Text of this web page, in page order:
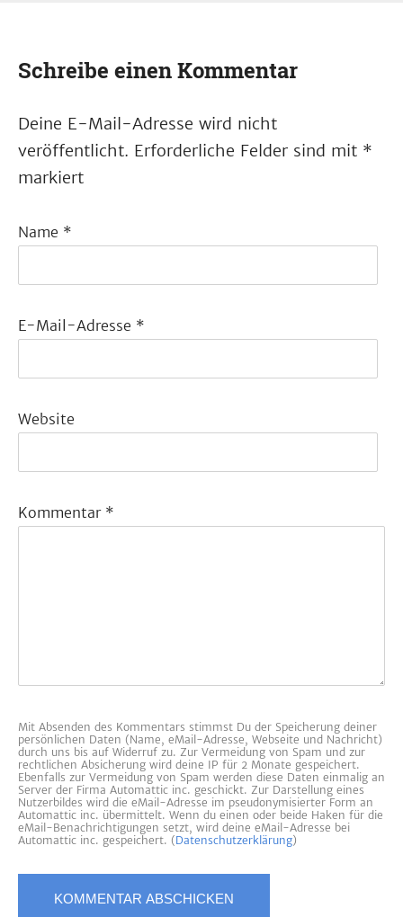
Schreibe einen Kommentar
Deine E-Mail-Adresse wird nicht
veröffentlicht. Erforderliche Felder sind mit *
markiert
Name *
E-Mail-Adresse *
Website
Kommentar *
Mit Absenden des Kommentars stimmst Du der Speicherung deiner
persönlichen Daten (Name, eMail-Adresse, Webseite und Nachricht)
durch uns bis auf Widerruf zu. Zur Vermeidung von Spam und zur
rechtlichen Absicherung wird deine IP für 2 Monate gespeichert.
Ebenfalls zur Vermeidung von Spam werden diese Daten einmalig an
Server der Firma Automattic inc. geschickt. Zur Darstellung eines
Nutzerbildes wird die eMail-Adresse im pseudonymisierter Form an
Automattic inc. übermittelt. Wenn du einen oder beide Haken für die
eMail-Benachrichtigungen setzt, wird deine eMail-Adresse bei
Automattic inc. gespeichert. (Datenschutzerklärung)